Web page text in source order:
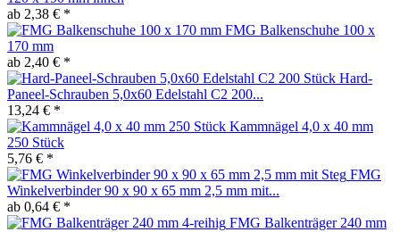
ab 2,38 € *
FMG Balkenschuhe 100 x
170 mm
ab 2,40 € *
Hard-
Paneel-Schrauben 5,0x60 Edelstahl C2 200...
13,24 € *
Kammnägel 4,0 x 40 mm
250 Stück
5,76 € *
FMG
Winkelverbinder 90 x 90 x 65 mm 2,5 mm mit...
ab 0,64 € *
FMG Balkenträger 240 mm